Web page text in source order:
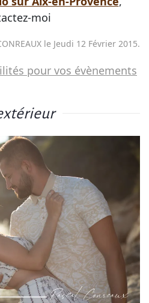
moi
le Jeudi 12 Février 2015.
pour vos évènements